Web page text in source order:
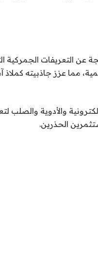
عن التعريفات الجمركية
مما عزز جاذبيته كملاذ
والأدوية والصلب
الحذرين.